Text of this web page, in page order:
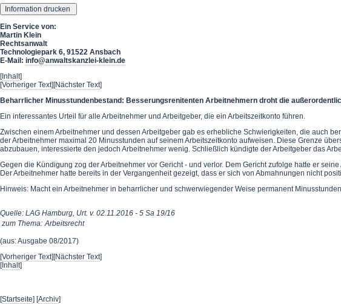
Ein Service von:
Martin Klein
Rechtsanwalt
Technologiepark 6, 91522 Ansbach
E-Mail: info@anwaltskanzlei-klein.de
[Inhalt]
[Vorheriger Text][Nächster Text]
Beharrlicher Minusstundenbestand: Besserungsrenitenten Arbeitnehmern droht die
Ein interessantes Urteil für alle Arbeitnehmer und Arbeitgeber, die ein Arbeitszeitkonto führen.
Zwischen einem Arbeitnehmer und dessen Arbeitgeber gab es erhebliche Schwierigkeiten, die auch
der Arbeitnehmer maximal 20 Minusstunden auf seinem Arbeitszeitkonto aufweisen. Diese Grenze
abzubauen, interessierte den jedoch Arbeitnehmer wenig. Schließlich kündigte der Arbeitgeber das
Gegen die Kündigung zog der Arbeitnehmer vor Gericht - und verlor. Dem Gericht zufolge hatte er
Der Arbeitnehmer hatte bereits in der Vergangenheit gezeigt, dass er sich von Abmahnungen nicht
Hinweis: Macht ein Arbeitnehmer in beharrlicher und schwerwiegender Weise permanent
Quelle: LAG Hamburg, Urt. v. 02.11.2016 - 5 Sa 19/16
zum Thema: Arbeitsrecht
(aus: Ausgabe 08/2017)
[Vorheriger Text][Nächster Text]
[Inhalt]
[Startseite] [Archiv]